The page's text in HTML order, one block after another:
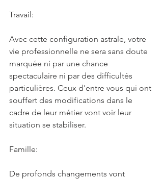
Travail:
Avec cette configuration astrale, votre
vie professionnelle ne sera sans doute
marquée ni par une chance
spectaculaire ni par des difficultés
particulières. Ceux d'entre vous qui ont
souffert des modifications dans le
cadre de leur métier vont voir leur
situation se stabiliser.
Famille:
De profonds changements vont